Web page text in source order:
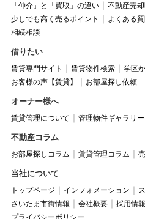
「仲介」と「買取」の違い
不動産売
少しでも高く売るポイント
よくある
相続相談
借りたい
賃貸専門サイト 賃貸物件検索 学区
お客様の声【賃貸】
お部屋探し依頼
オーナー様へ
賃貸管理について 管理物件ギャラリー
不動産コラム
お部屋探しコラム 賃貸管理コラム
当社について
トップページ インフォメーション
さいたま市街情報
会社概要 採用情報
プライバシーポリシー